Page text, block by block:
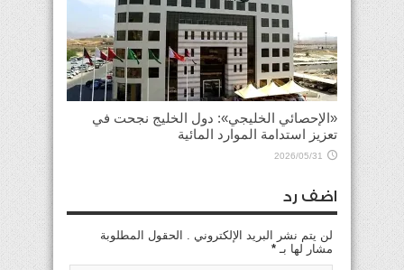
«الإحصائي الخليجي»: دول الخليج نجحت في
تعزيز استدامة الموارد المائية
2026/05/31
اضف رد
لن يتم نشر البريد الإلكتروني . الحقول المطلوبة
مشار لها بـ *